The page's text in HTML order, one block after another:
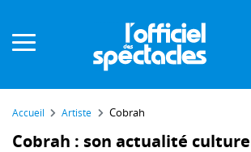
Accueil Artiste Cobrah
Cobrah : son actualité